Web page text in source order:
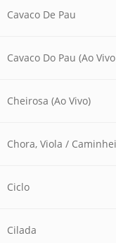
Cavaco De Pau
Cavaco Do Pau (Ao
Cheirosa (Ao Vivo)
Ciclo
Cilada